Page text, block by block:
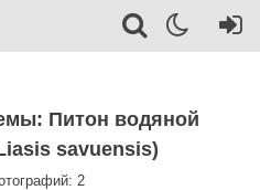
savuensis)
2